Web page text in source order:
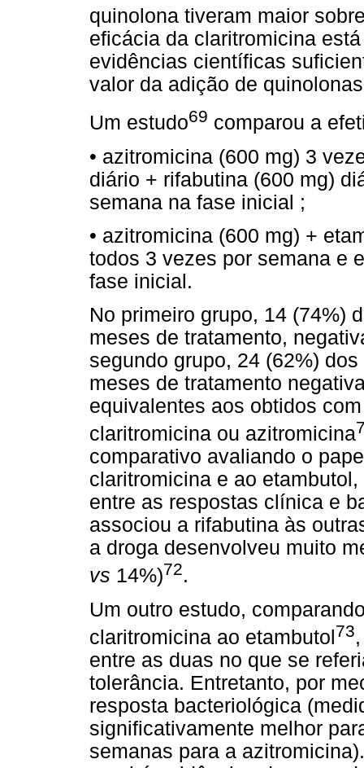
quinolona tiveram maior
eficácia da claritromicina
evidências científicas
valor da adição de
Um estudo69 comparou a
• azitromicina (600 mg) 3
diário + rifabutina (600 mg)
semana na fase inicial ;
• azitromicina (600 mg) +
todos 3 vezes por semana e
fase inicial.
No primeiro grupo, 14 (74%)
meses de tratamento,
segundo grupo, 24 (62%)
meses de tratamento
equivalentes aos obtidos
claritromicina ou azitromicina
comparativo avaliando o
claritromicina e ao
entre as respostas clínica e
associou a rifabutina às
a droga desenvolveu muito
vs 14%)72.
Um outro estudo,
claritromicina ao etambutol73
entre as duas no que se
tolerância. Entretanto, por
resposta bacteriológica
significativamente melhor
semanas para a